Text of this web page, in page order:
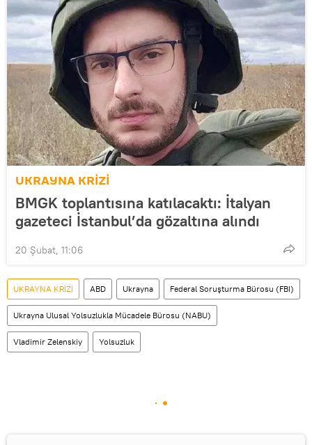
UKRAYNA KRİZİ
BMGK toplantısına katılacaktı: İtalyan
gazeteci İstanbul’da gözaltına alındı
20 Şubat, 11:06
UKRAYNA KRİZİ ABD Ukrayna Federal Soruşturma Bürosu (FBI)
Ukrayna Ulusal Yolsuzlukla Mücadele Bürosu (NABU)
Vladimir Zelenskiy Yolsuzluk